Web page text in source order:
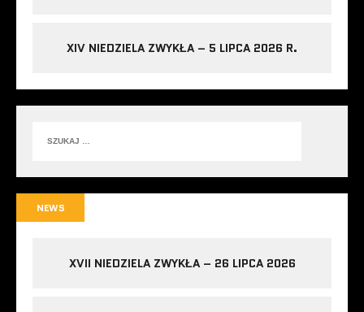
XIV NIEDZIELA ZWYKŁA – 5 LIPCA 2026 R.
NEWS
XVII NIEDZIELA ZWYKŁA – 26 LIPCA 2026